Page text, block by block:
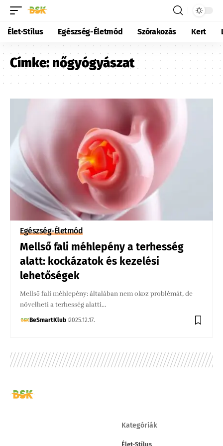
Élet-Stílus Egészség-Életmód Szórakozás Kert
Címke: nőgyógyászat
Egészség-Életmód
Mellső fali méhlepény a terhesség
alatt: kockázatok és kezelési
lehetőségek
Mellső fali méhlepény: általában nem okoz problémát, de
növelheti a terhesség alatti…
BeSmartKlub 2025.12.17.
Kategóriák
Élet-Stílus